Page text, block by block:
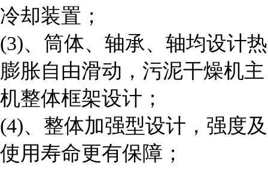
冷却装置；
(3)、筒体、轴承、轴均设计热
膨胀自由滑动，污泥干燥机主
机整体框架设计；
(4)、整体加强型设计，强度及
使用寿命更有保障；